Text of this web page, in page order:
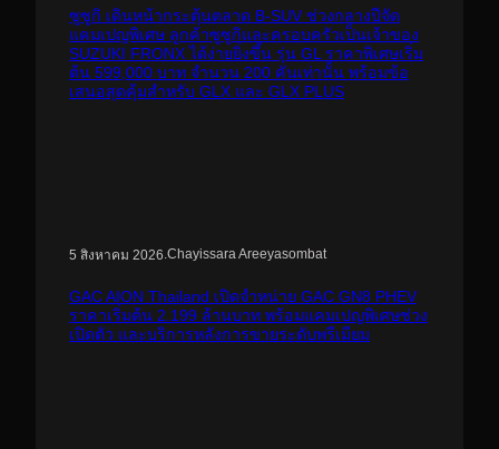
ซูซูกิ เดินหน้ากระตุ้นตลาด B-SUV ช่วงกลางปีจัด
แคมเปญพิเศษ ลูกค้าซูซูกิและครอบครัวเป็นเจ้าของ
SUZUKI FRONX ได้ง่ายยิ่งขึ้น รุ่น GL ราคาพิเศษเริ่ม
ต้น 599,000 บาท จำนวน 200 คันเท่านั้น พร้อมข้อ
เสนอสุดคุ้มสำหรับ GLX และ GLX PLUS
5 สิงหาคม 2026.Chayissara Areeyasombat
GAC AION Thailand เปิดจำหน่าย GAC GN8 PHEV
ราคาเริ่มต้น 2.199 ล้านบาท พร้อมแคมเปญพิเศษช่วง
เปิดตัว และบริการหลังการขายระดับพรีเมียม